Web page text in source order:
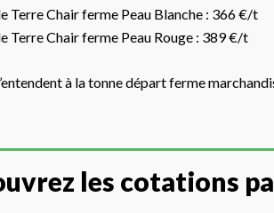
Terre Chair ferme Peau Blanche : 366 €/t
Terre Chair ferme Peau Rouge : 389 €/t
à la tonne départ ferme
les cotations